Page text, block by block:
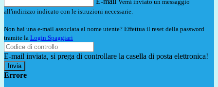
Verrà inviato un messaggio
all'indirizzo indicato con le istruzioni necessarie.
Non hai una e-mail associata al nome utente? Effettua il reset della password
tramite la Login Spaggiari
E-mail inviata, si prega di controllare la casella di posta elettronica!
Errore